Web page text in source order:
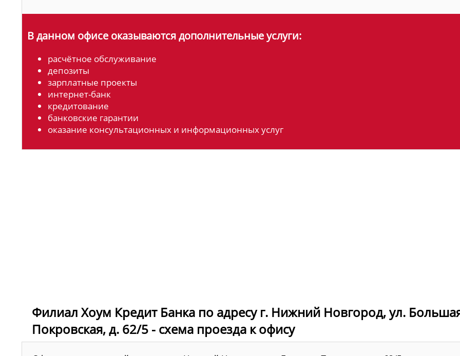
В данном офисе оказываются дополнительные услуги:
расчётное обслуживание
депозиты
зарплатные проекты
интернет-банк
кредитование
банковские гарантии
оказание консультационных и информационных услуг
Филиал Хоум Кредит Банка по адресу г. Нижний Новгород, ул.
Покровская, д. 62/5 - схема проезда к офису